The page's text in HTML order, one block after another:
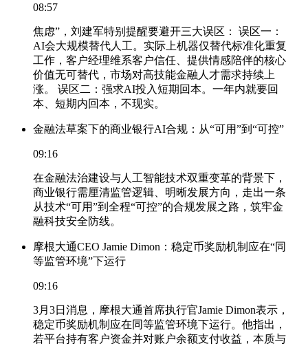
08:57
焦虑”，刘建军特别提醒要避开三大误区： 误区一：
AI会大规模替代人工。实际上机器仅替代标准化重复
工作，客户经理维系客户信任、提供情感陪伴的核心
价值无可替代，市场对高技能金融人才需求持续上
涨。 误区二：强求AI投入短期回本。一年内就要回
本、短期内回本，不现实。
金融法草案下的商业银行AI合规：从“可用”到“可控”
09:16
在金融法治建设与人工智能技术双重变革的背景下，
商业银行需厘清监管逻辑、明晰发展方向，走出一条
从技术“可用”到全程“可控”的合规发展之路，筑牢金
融科技安全防线。
摩根大通CEO Jamie Dimon：稳定币奖励机制应在“同
等监管环境”下运行
09:16
3月3日消息，摩根大通首席执行官Jamie Dimon表示，
稳定币奖励机制应在同等监管环境下运行。他指出，
若平台持有客户资金并对账户余额支付收益，本质与